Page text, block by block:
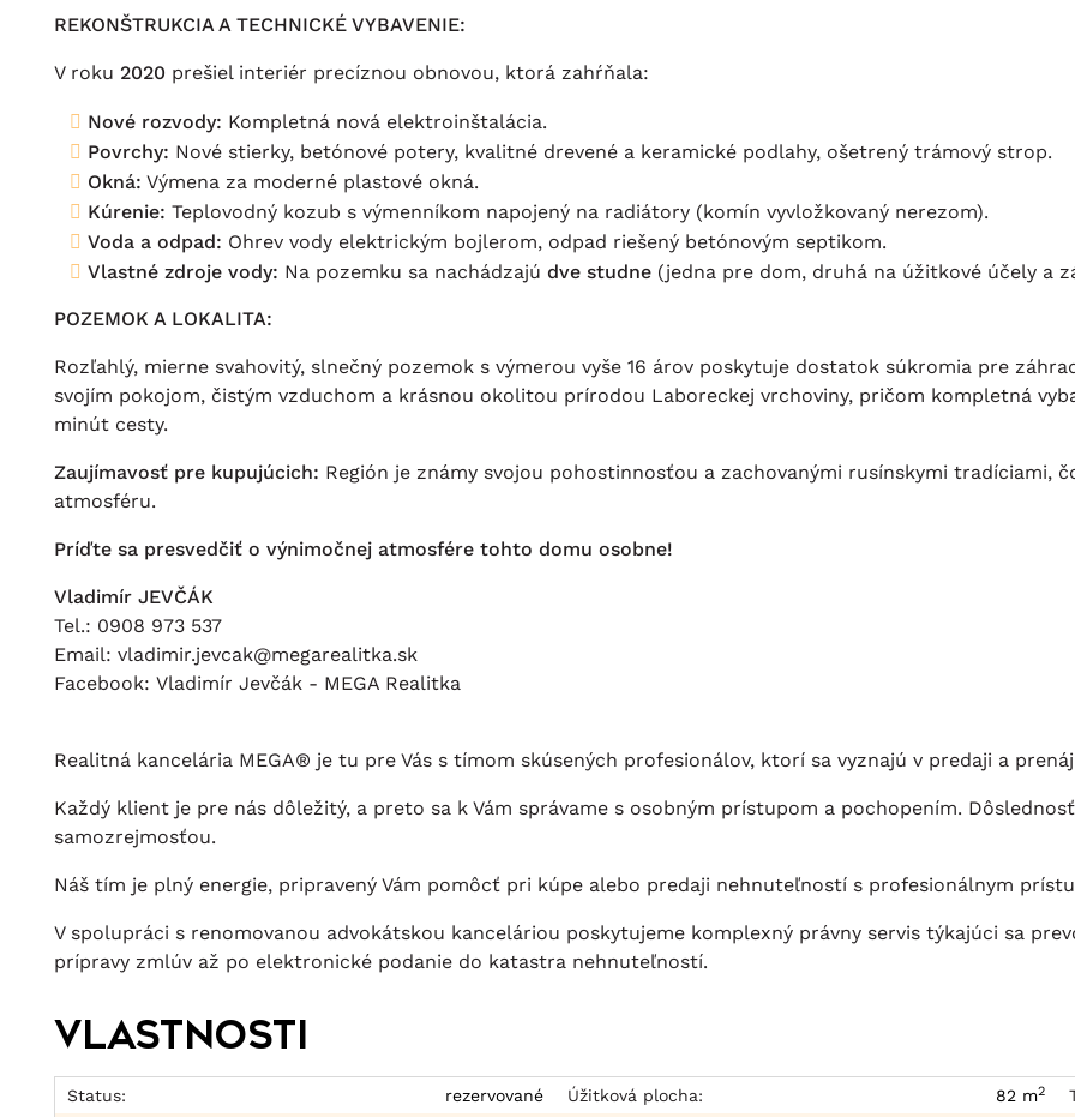
REKONŠTRUKCIA A TECHNICKÉ VYBAVENIE:
V roku 2020 prešiel interiér precíznou obnovou, ktorá zahŕňala:
Nové rozvody: Kompletná nová elektroinštalácia.
Povrchy: Nové stierky, betónové potery, kvalitné drevené a keramické podlahy, ošetrený trámový strop.
Okná: Výmena za moderné plastové okná.
Kúrenie: Teplovodný kozub s výmenníkom napojený na radiátory (komín vyvložkovaný nerezom).
Voda a odpad: Ohrev vody elektrickým bojlerom, odpad riešený betónovým septikom.
Vlastné zdroje vody: Na pozemku sa nachádzajú dve studne (jedna pre dom, druhá na úžitkové účely a
POZEMOK A LOKALITA:
Rozľahlý, mierne svahovitý, slnečný pozemok s výmerou vyše 16 árov poskytuje dostatok súkromia pre
svojím pokojom, čistým vzduchom a krásnou okolitou prírodou Laboreckej vrchoviny, pričom kompletná
minút cesty.
Zaujímavosť pre kupujúcich: Región je známy svojou pohostinnosťou a zachovanými rusínskymi tradíciami,
atmosféru.
Príďte sa presvedčiť o výnimočnej atmosfére tohto domu osobne!
Vladimír JEVČÁK
Tel.: 0908 973 537
Email: vladimir.jevcak@megarealitka.sk
Facebook: Vladimír Jevčák - MEGA Realitka
Realitná kancelária MEGA® je tu pre Vás s tímom skúsených profesionálov, ktorí sa vyznajú v predaji a
Každý klient je pre nás dôležitý, a preto sa k Vám správame s osobným prístupom a pochopením.
samozrejmosťou.
Náš tím je plný energie, pripravený Vám pomôcť pri kúpe alebo predaji nehnuteľností s profesionálnym
V spolupráci s renomovanou advokátskou kanceláriou poskytujeme komplexný právny servis týkajúci sa
prípravy zmlúv až po elektronické podanie do katastra nehnuteľností.
Vlastnosti
Status:
rezervované
Úžitková plocha: 82 m2